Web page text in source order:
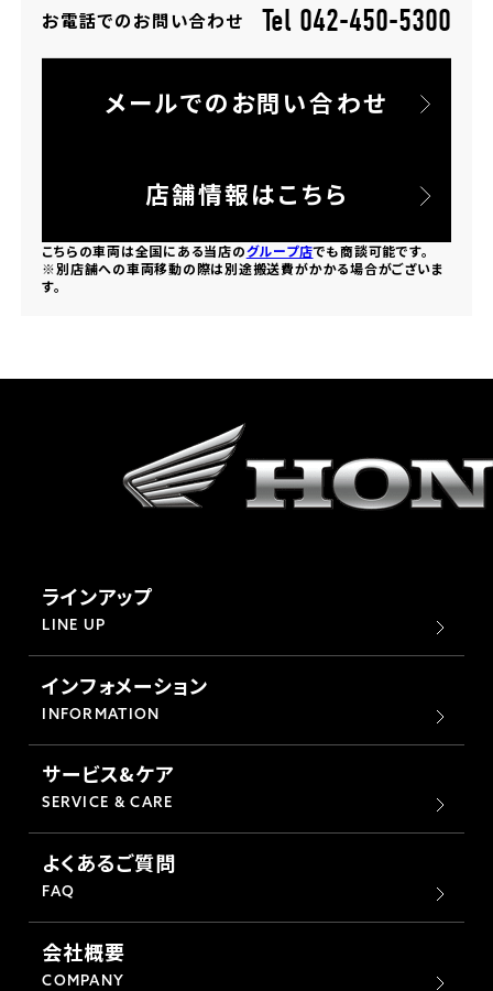
お電話でのお問い合わせ Tel 042-450-5300
メールでのお問い合わせ
店舗情報はこちら
こちらの車両は全国にある当店のグループ店でも商談可能です。
※別店舗への車両移動の際は別途搬送費がかかる場合がございま
す。
ラインアップ
LINE UP
インフォメーション
INFORMATION
サービス&ケア
SERVICE & CARE
よくあるご質問
FAQ
会社概要
COMPANY
ホンダドリーム 所沢
ホンダドリーム 大宮
ホンダドリーム 水戸北